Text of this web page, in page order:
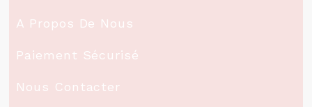
A Propos De Nous
Paiement Sécurisé
Nous Contacter